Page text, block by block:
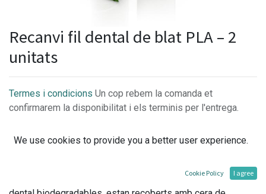
Recanvi fil dental de blat PLA – 2
unitats
Termes i condicions Un cop rebem la comanda et
confirmarem la disponibilitat i els terminis per l'entrega.
Cuida de les teves dents i el planeta amb aquest fil dental
compostable fet a base de blat de moro. 50 metres de fil
We use cookies to provide you a better user experience.
Cookie Policy I agree